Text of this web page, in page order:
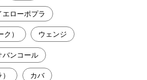
エローポプラ
） ウェンジ
バンコール
カバ